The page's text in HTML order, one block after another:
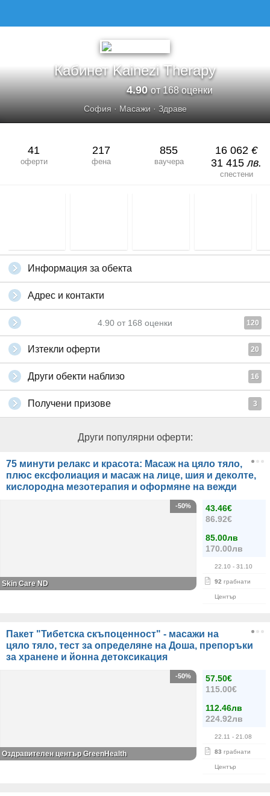
Кабинет Kainezi Therapy
4.90от 168 оценки
София· Масажи· Здраве
41
оферти
217
фена
855
ваучера
16 062 €
31 415лв.
спестени
Информация за обекта
Адрес и контакти
4.90 от 168 оценки 120
Изтекли оферти 20
Други обекти наблизо 16
Получени призове 3
Други популярни оферти:
75 минути релакс и красота: Масаж на цяло тяло,
плюс ексфолиация и масаж на лице, шия и деколте,
кислородна мезотерапия и оформяне на вежди
43.46€
86.92€
85.00лв
170.00лв
22.10 - 31.10
92 грабнати
Център
-50%
Skin Care ND
Пакет "Тибетска скъпоценност" - масажи на
цяло тяло, тест за определяне на Доша, препоръки
за хранене и йонна детоксикация
57.50€
115.00€
112.46лв
224.92лв
22.11 - 21.08
83 грабнати
Център
-50%
Оздравителен център GreenHealth